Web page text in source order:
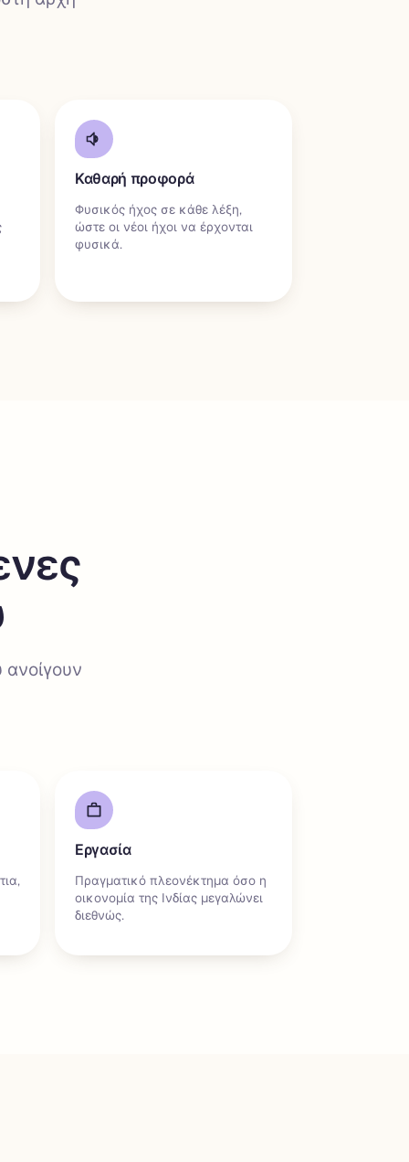
Καθαρή προφορά
Φυσικός ήχος σε κάθε λέξη,
ώστε οι νέοι ήχοι να έρχονται
φυσικά.
ανοίγουν
Εργασία
Πραγματικό πλεονέκτημα όσο η
οικονομία της Ινδίας μεγαλώνει
διεθνώς.